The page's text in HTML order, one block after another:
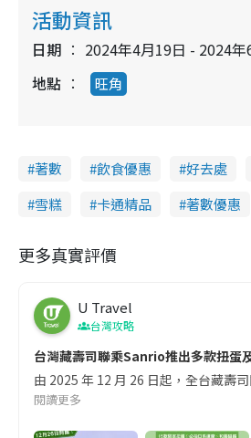
活動資訊
日期
2024年4月19日 - 2024年
地點
旺角
著數 飲食優惠 好去處
雪糕
卡通精品 著數優惠
更多真實評價
U Travel
台灣攻略
台灣藏壽司聯乘Sanrio推出多款扭蛋及
由 2025 年 12 月 26 日起，全台藏壽
閱讀更多